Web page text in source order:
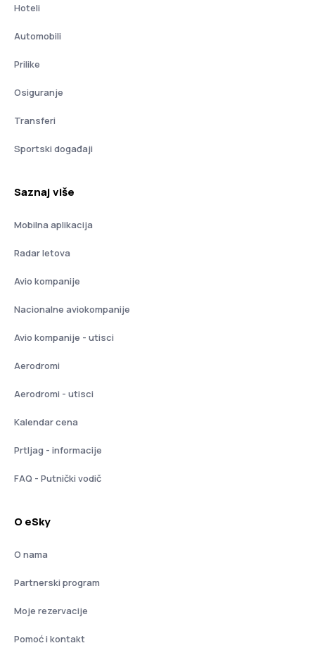
Hoteli
Automobili
Prilike
Osiguranje
Transferi
Sportski događaji
Saznaj više
Mobilna aplikacija
Radar letova
Avio kompanije
Nacionalne aviokompanije
Avio kompanije - utisci
Aerodromi
Aerodromi - utisci
Kalendar cena
Prtljag - informacije
FAQ - Putnički vodič
O eSky
O nama
Partnerski program
Moje rezervacije
Pomoć i kontakt